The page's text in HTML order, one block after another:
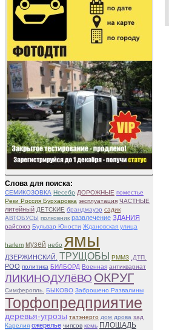
Слова для поиска:
СЕМИКОЗОВКА Несебр ДОРОЖНЫЕ поместье
Реки Россия Бурхаровка эксплуатация ЧАСТНЫЕ
литейный ДЕТСКИЕ брандмауэр садик
АВТОБУСЫ полковник развлечение ЗДАНИЯ
райсоюз Бульвар Юности Ждановская улица
harlem музей небо ямы
ДЗЕРЖИНСКИЙ. ТРУЩОБЫ РММЗ .ДТП.
РОО политика БИЛБОРД Военная антиквариат
ЛИКИНОДУЛёВО ОКРУГ
Симферопль. БЫКОВО Заброшено Развалины
Торфопредприятие
деревья-угрозы татэнерго дом дрова зад
Карелия ожерелье чипсов кемь ПЛОЩАДЬ